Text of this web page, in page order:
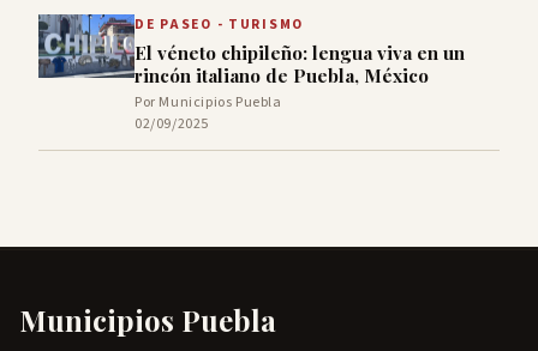
DE PASEO - TURISMO
El véneto chipileño: lengua viva en un
rincón italiano de Puebla, México
Por Municipios Puebla
02/09/2025
Municipios Puebla